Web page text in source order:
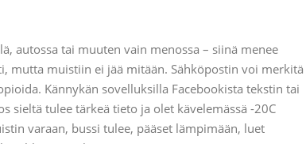
autossa tai muuten vain menossa – siinä menee
mutta muistiin ei jää mitään. Sähköpostin voi merkitä
Kännykän sovelluksilla Facebookista tekstin tai
sieltä tulee tärkeä tieto ja olet kävelemässä -20C
varaan, bussi tulee, pääset lämpimään, luet